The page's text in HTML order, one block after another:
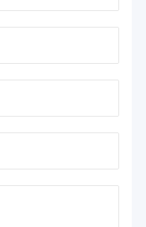
器人西湖论坛
器人西湖论坛
器人西湖论坛
器人西湖论坛
器人西湖论坛